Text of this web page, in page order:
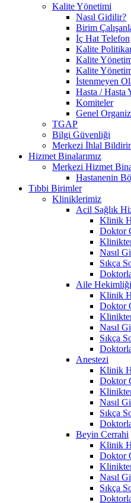
Kalite Yönetimi
Nasıl Gidilir?
Birim
İç Hat Telefon
Kalite
Kalite
Kalite
İstenmeyen
Hasta / Hasta
Komiteler
Genel
TGAP
Bilgi Güvenliği
Merkezi İhlal
Hizmet Binalarımız
Merkezi Hizmet
Hastanenin
Tıbbi Birimler
Kliniklerimiz
Acil Sağlık
Klinik
Doktor
Nasıl
Sıkça
Aile Hekimliği
Klinik
Doktor
Nasıl
Sıkça
Anestezi
Klinik
Doktor
Nasıl
Sıkça
Beyin Cerrahi
Klinik
Doktor
Nasıl
Sıkça